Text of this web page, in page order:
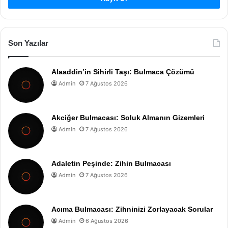
Son Yazılar
Alaaddin’in Sihirli Taşı: Bulmaca Çözümü
Admin 7 Ağustos 2026
Akciğer Bulmacası: Soluk Almanın Gizemleri
Admin 7 Ağustos 2026
Adaletin Peşinde: Zihin Bulmacası
Admin 7 Ağustos 2026
Acıma Bulmacası: Zihninizi Zorlayacak Sorular
Admin 6 Ağustos 2026